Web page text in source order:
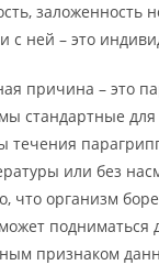
заложенность
с ней – это
причина – это
стандартные для
течения
или без
что организм
подниматься
признаком